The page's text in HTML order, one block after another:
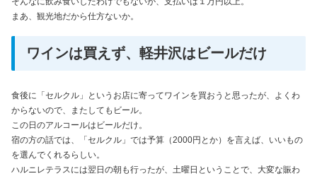
まあ、観光地だから仕方ないか。
ワインは買えず、軽井沢はビールだけ
食後に「セルクル」というお店に寄ってワインを買おうと思ったが、よくわ
からないので、またしてもビール。
この日のアルコールはビールだけ。
宿の方の話では、「セルクル」では予算（2000円とか）を言えば、いいもの
を選んでくれるらしい。
ハルニレテラスには翌日の朝も行ったが、土曜日ということで、大変な賑わ